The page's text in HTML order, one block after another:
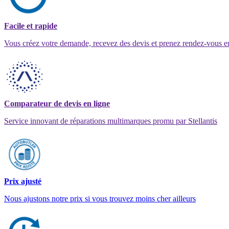
Facile et rapide
Vous créez votre demande, recevez des devis et prenez rendez-vous
Comparateur de devis en ligne
Service innovant de réparations multimarques promu par Stellantis
Prix ajusté
Nous ajustons notre prix si vous trouvez moins cher ailleurs